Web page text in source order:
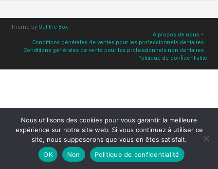
Theme by Out the Box
A propos de nous –
Conditions générales de ventes pour les professionnels dentaires
Conditions générales de vente pour les professionnels non dentaires
Politique de confidentialité
Nous utilisons des cookies pour vous garantir la meilleure
expérience sur notre site web. Si vous continuez à utiliser ce
site, nous supposerons que vous en êtes satisfait.
OK
Non Politique de confidentialité